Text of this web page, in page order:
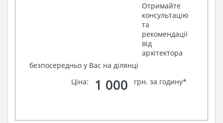
Отримайте
консультацію
та
рекомендації
від
архітектора
безпосередньо у Вас на ділянці
Ціна:
1 000 грн. за годину*